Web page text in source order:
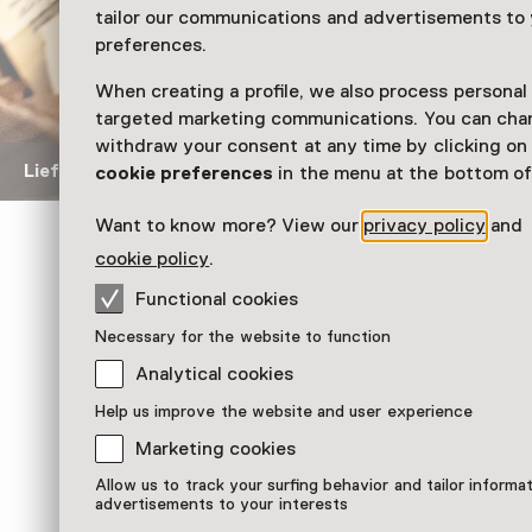
tailor our communications and advertisements to
preferences.
When creating a profile, we also process
targeted marketing communications. You can
withdraw your consent at any time by clicking on
cookie preferences in the menu at the bottom of
Want to know more? View our privacy policy and
cookie policy.
Functional cookies
Necessary for the website to function
Analytical cookies
Help us improve the website and user experience
Marketing cookies
Allow us to track your surfing behavior and tailor
advertisements to your interests
Liefdesbrievenkoffer van Lies Liefdesbrievenkoffer van
Geliefde vrouw
Deze koffer bevat een schat aan brieven. En
maar liefdesbrieven. Wel 600! Alle brieven
Sittardse vrouw: Lies. Zij kreeg brieven van
Het zijn vooral Nederlandse mannen, maar ook
Duitser. Welke aantrekkingskracht deze Lies
heeft gehad weten we niet meer, maar hij
geweest. Lies bracht heel wat mannen het